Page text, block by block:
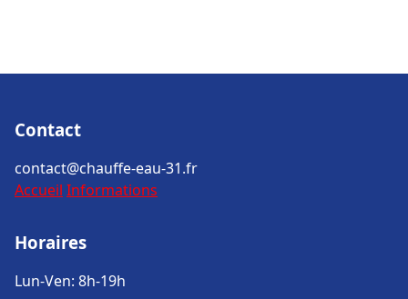
Contact
contact@chauffe-eau-31.fr
Accueil Informations
Horaires
Lun-Ven: 8h-19h